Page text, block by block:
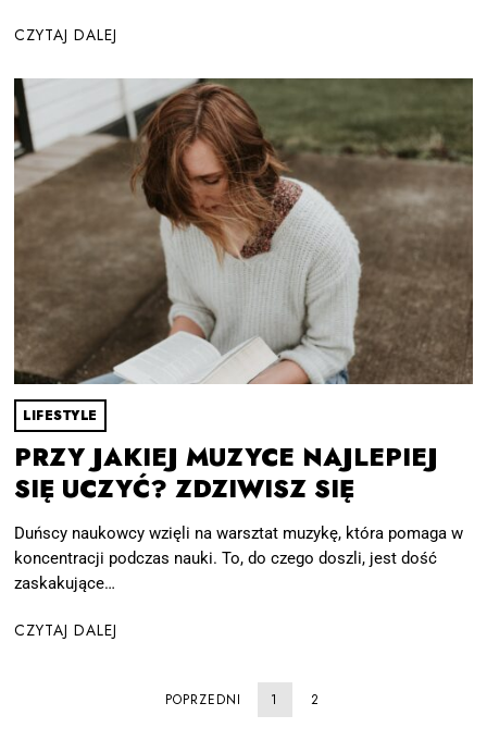
CZYTAJ DALEJ
LIFESTYLE
PRZY JAKIEJ MUZYCE NAJLEPIEJ
SIĘ UCZYĆ? ZDZIWISZ SIĘ
Duńscy naukowcy wzięli na warsztat muzykę, która pomaga w
koncentracji podczas nauki. To, do czego doszli, jest dość
zaskakujące…
CZYTAJ DALEJ
POPRZEDNI 1 2